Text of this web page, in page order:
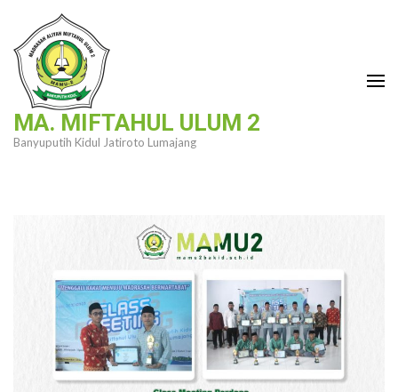
konten
(Tekan
Enter)
MA. MIFTAHUL ULUM 2
Banyuputih Kidul Jatiroto Lumajang